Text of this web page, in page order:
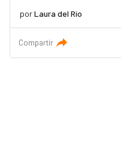
porLaura del Río
Compartir